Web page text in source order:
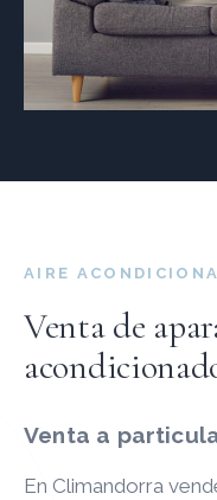
AIRE
Venta de
Venta a
En Climandorra